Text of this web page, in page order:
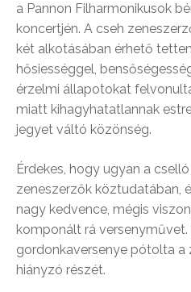
a Pannon Filharmonikusok
koncertjén. A cseh
két alkotásában érhető
hősiességgel,
érzelmi állapotokat
miatt kihagyhatatlannak
jegyet váltó közönség.
Érdekes, hogy ugyan a
zeneszerzők köztudatában,
nagy kedvence, mégis
komponált rá
gordonkaversenye pótolta a
hiányzó részét.